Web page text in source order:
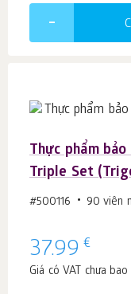
Thực phẩm
Triple Set
#500116 90 viên
37.99 €
Giá có VAT chưa